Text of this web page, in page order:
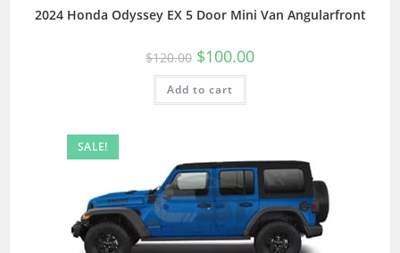
2024 Honda Odyssey EX 5 Door Mini Van Angularfront
$120.00 $100.00
Add to cart
SALE!